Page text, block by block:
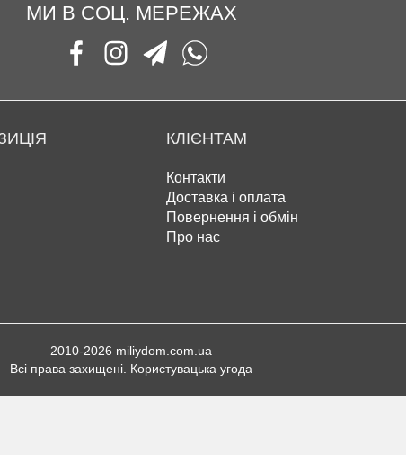
МИ В СОЦ. МЕРЕЖАХ
КЛІЄНТАМ
Контакти
Доставка і оплата
Повернення і обмін
Про нас
2010-2026 miliydom.com.ua
Всі права захищені. Користувацька угода